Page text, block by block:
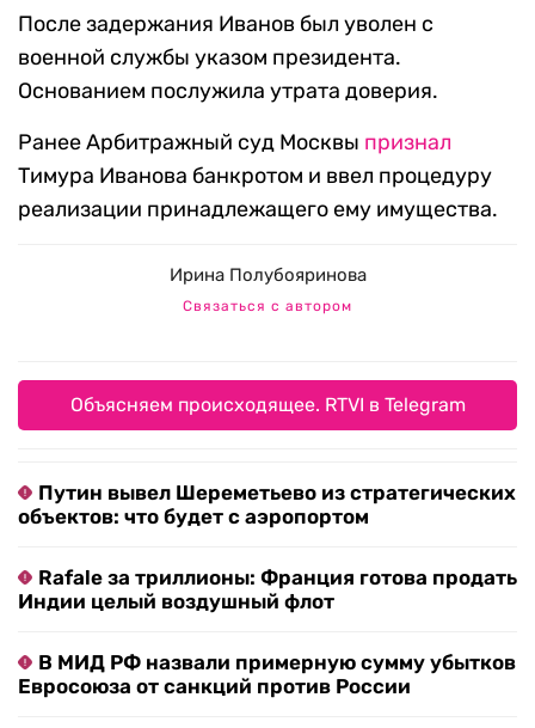
После задержания Иванов был уволен с
военной службы указом президента.
Основанием послужила утрата доверия.
Ранее Арбитражный суд Москвы признал
Тимура Иванова банкротом и ввел процедуру
реализации принадлежащего ему имущества.
Ирина Полубояринова
Связаться с автором
Объясняем происходящее. RTVI в Telegram
Путин вывел Шереметьево из стратегических
объектов: что будет с аэропортом
Rafale за триллионы: Франция готова продать
Индии целый воздушный флот
В МИД РФ назвали примерную сумму убытков
Евросоюза от санкций против России